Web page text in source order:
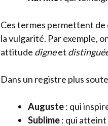
Ces termes permettent de
la vulgarité. Par exemple,
attitude digneet
Dans un registre plus
Auguste: qui
Sublime: qui